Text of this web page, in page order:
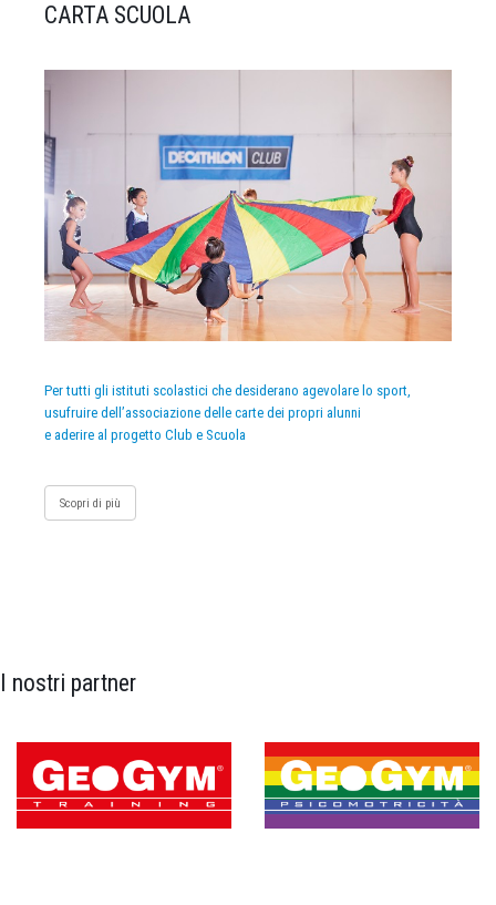
CARTA SCUOLA
Per tutti gli istituti scolastici che desiderano agevolare lo sport,
usufruire dell’associazione delle carte dei propri alunni
e aderire al progetto Club e Scuola
Scopri di più
I nostri partner